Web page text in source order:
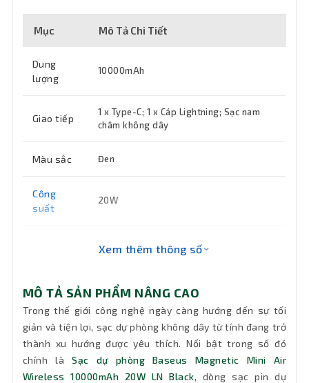
Mục Mô Tả Chi Tiết
Dung
lượng
10000mAh
Giao tiếp
1 x Type-C; 1 x Cáp Lightning; Sạc nam
châm không dây
Màu sắc Đen
Công
suất
20W
Khoảng 216g
Bảo hành 12 tháng
Xem thêm thông số
MÔ TẢ SẢN PHẨM NÂNG CAO
Trong thế giới công nghệ ngày càng hướng đến sự tối
giản và tiện lợi, sạc dự phòng không dây từ tính đang trở
thành xu hướng được yêu thích. Nổi bật trong số đó
chính làSạc dự phòng Baseus Magnetic Mini Air
Wireless 10000mAh 20W LN Black, dòng sạc pin dự